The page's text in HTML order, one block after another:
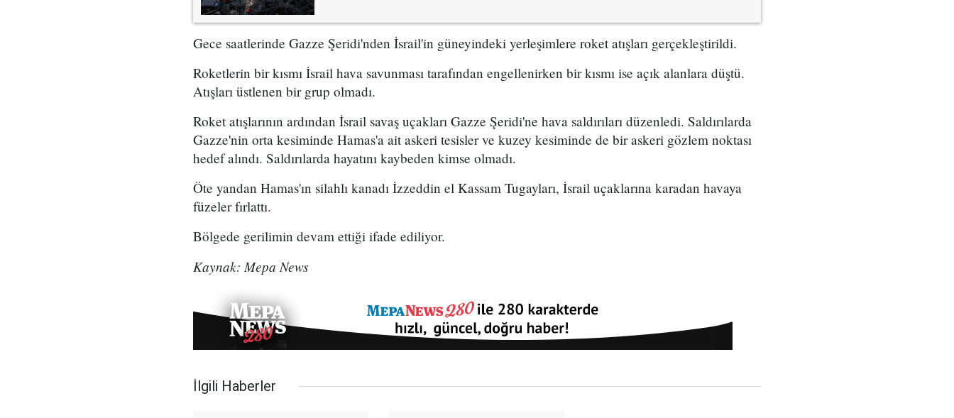
Gece saatlerinde Gazze Şeridi'nden İsrail'in güneyindeki yerleşimlere roket atışları gerçekleştirildi.
Roketlerin bir kısmı İsrail hava savunması tarafından engellenirken bir kısmı ise açık alanlara düştü.
Atışları üstlenen bir grup olmadı.
Roket atışlarının ardından İsrail savaş uçakları Gazze Şeridi'ne hava saldırıları düzenledi. Saldırılarda
Gazze'nin orta kesiminde Hamas'a ait askeri tesisler ve kuzey kesiminde de bir askeri gözlem noktası
hedef alındı. Saldırılarda hayatını kaybeden kimse olmadı.
Öte yandan Hamas'ın silahlı kanadı İzzeddin el Kassam Tugayları, İsrail uçaklarına karadan havaya
füzeler fırlattı.
Bölgede gerilimin devam ettiği ifade ediliyor.
Kaynak: Mepa News
İlgili Haberler